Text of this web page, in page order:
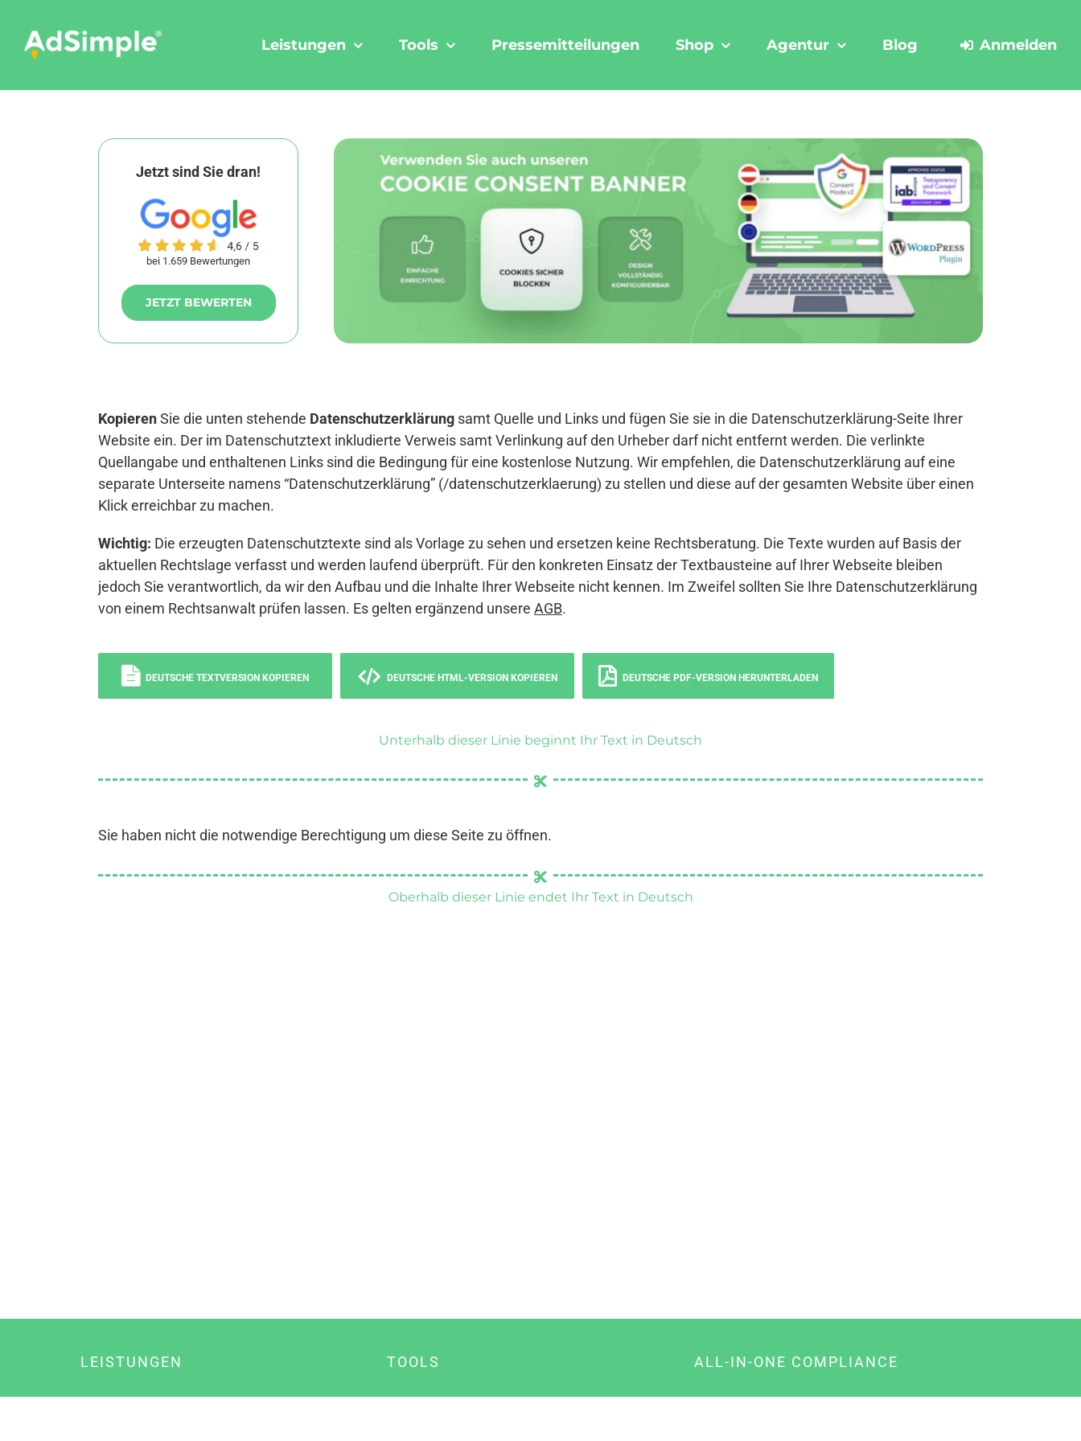
content
Leistungen Tools Pressemitteilungen Shop Agentur Blog Anmelden
Jetzt sind Sie dran!
bei 1.659 Bewertungen
JETZT BEWERTEN
KopierenSie die unten stehende Datenschutzerklärung samt Quelle und Links und fügen Sie sie in die Datenschutzerklärung-Seite Ihrer
Website ein. Der im Datenschutztext inkludierte Verweis samt Verlinkung auf den Urheber darf nicht entfernt werden. Die verlinkte
Quellangabe und enthaltenen Links sind die Bedingung für eine kostenlose Nutzung. Wir empfehlen, die Datenschutzerklärung auf eine
separate Unterseite namens “Datenschutzerklärung” (/datenschutzerklaerung) zu stellen und diese auf der gesamten Website über einen
Klick erreichbar zu machen.
Wichtig: Die erzeugten Datenschutztexte sind als Vorlage zu sehen und ersetzen keine Rechtsberatung. Die Texte wurden auf Basis der
aktuellen Rechtslage verfasst und werden laufend überprüft. Für den konkreten Einsatz der Textbausteine auf Ihrer Webseite bleiben
jedoch Sie verantwortlich, da wir den Aufbau und die Inhalte Ihrer Webseite nicht kennen. Im Zweifel sollten Sie Ihre Datenschutzerklärung
von einem Rechtsanwalt prüfen lassen. Es gelten ergänzend unsere AGB.
DEUTSCHE TEXTVERSION KOPIEREN DEUTSCHE HTML-VERSION KOPIEREN DEUTSCHE PDF-VERSION HERUNTERLADEN
Unterhalb dieser Linie beginnt Ihr Text in Deutsch
Sie haben nicht die notwendige Berechtigung um diese Seite zu öffnen.
Oberhalb dieser Linie endet Ihr Text in Deutsch
LEISTUNGEN TOOLS ALL-IN-ONE COMPLIANCE